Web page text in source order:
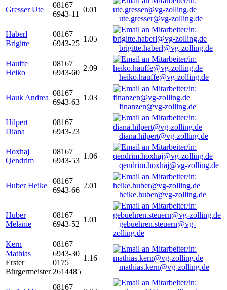
Gresser Ute
08167
6943-11
0.01
ute.gresser@vg-zolling.de
Haberl
Brigitte
08167
6943-25
1.05
brigitte.haberl@vg-zolling.de
Hauffe
Heiko
08167
6943-60
2.09
heiko.hauffe@vg-zolling.de
Hauk Andrea
08167
6943-63
1.03
finanzen@vg-zolling.de
Hilpert
Diana
08167
6943-23
diana.hilpert@vg-zolling.de
Hoxhaj
Qendrim
08167
6943-53
1.06
qendrim.hoxhaj@vg-zolling.de
Huber Heike
08167
6943-66
2.01
heike.huber@vg-zolling.de
Huber
Melanie
08167
6943-52
1.01
gebuehren.steuern@vg-
zolling.de
Kern
Mathias
Erster
Bürgermeister
08167
6943-30
0175
2614485
1.16
mathias.kern@vg-zolling.de
08167